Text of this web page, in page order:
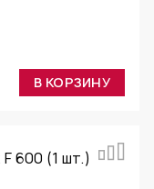
В КОРЗИНУ